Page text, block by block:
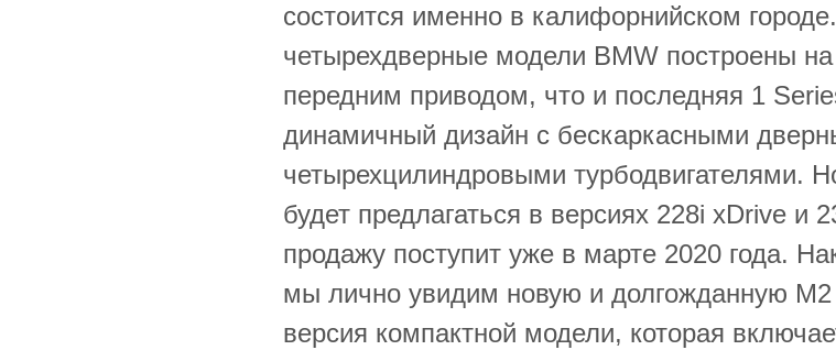
состоится именно в калифорнийском
четырехдверные модели BMW построены
передним приводом, что и последняя 1
динамичный дизайн с бескаркасными
четырехцилиндровыми турбодвигателями.
будет предлагаться в версиях 228i xDrive
продажу поступит уже в марте 2020 года.
мы лично увидим новую и долгожданную M2
версия компактной модели, которая